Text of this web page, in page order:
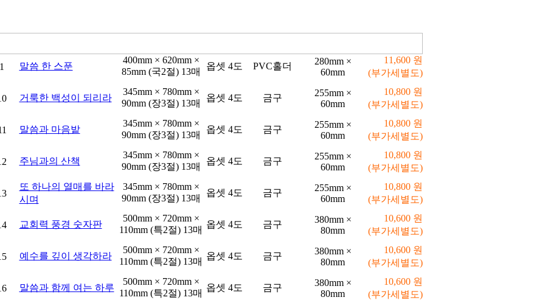
1 말씀 한 스푼
400mm × 620mm ×
85mm (국2절) 13매
옵셋 4도 PVC홀더
280mm ×
60mm
11,600 원
(부가세별도)
거룩한 백성이 되리라
345mm × 780mm ×
90mm (장3절) 13매
옵셋 4도 금구
255mm ×
60mm
10,800 원
(부가세별도)
말씀과 마음밭
345mm × 780mm ×
90mm (장3절) 13매
옵셋 4도 금구
255mm ×
60mm
10,800 원
(부가세별도)
주님과의 산책
345mm × 780mm ×
90mm (장3절) 13매
옵셋 4도 금구
255mm ×
60mm
10,800 원
(부가세별도)
또 하나의 열매를 바라
시며
345mm × 780mm ×
90mm (장3절) 13매
옵셋 4도 금구
255mm ×
60mm
10,800 원
(부가세별도)
교회력 풍경 숫자판
500mm × 720mm ×
110mm (특2절) 13매
옵셋 4도 금구
380mm ×
80mm
10,600 원
(부가세별도)
예수를 깊이 생각하라
500mm × 720mm ×
110mm (특2절) 13매
옵셋 4도 금구
380mm ×
80mm
10,600 원
(부가세별도)
말씀과 함께 여는 하루
500mm × 720mm ×
110mm (특2절) 13매
옵셋 4도 금구
380mm ×
80mm
10,600 원
(부가세별도)